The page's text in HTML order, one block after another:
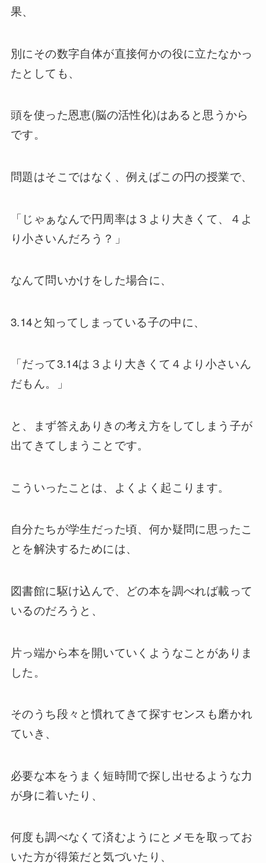
果、
別にその数字自体が直接何かの役に立たなかっ
たとしても、
頭を使った恩恵(脳の活性化)はあると思うから
です。
問題はそこではなく、例えばこの円の授業で、
「じゃぁなんで円周率は３より大きくて、４よ
り小さいんだろう？」
なんて問いかけをした場合に、
3.14と知ってしまっている子の中に、
「だって3.14は３より大きくて４より小さいん
だもん。」
と、まず答えありきの考え方をしてしまう子が
出てきてしまうことです。
こういったことは、よくよく起こります。
自分たちが学生だった頃、何か疑問に思ったこ
とを解決するためには、
図書館に駆け込んで、どの本を調べれば載って
いるのだろうと、
片っ端から本を開いていくようなことがありま
した。
そのうち段々と慣れてきて探すセンスも磨かれ
ていき、
必要な本をうまく短時間で探し出せるような力
が身に着いたり、
何度も調べなくて済むようにとメモを取ってお
いた方が得策だと気づいたり、